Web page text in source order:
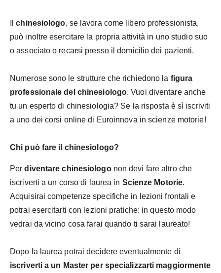
Ilchinesiologo, se lavora come libero professionista,
può inoltre esercitare la propria attività in uno studio suo
o associato o recarsi presso il domicilio dei pazienti.
Numerose sono le strutture che richiedono la figura
professionale del chinesiologo. Vuoi diventare anche
tu un esperto di chinesiologia? Se la risposta è sì iscriviti
a uno dei corsi online di Euroinnova in scienze motorie!
Chi può fare il chinesiologo?
Perdiventare chinesiologonon devi fare altro che
iscriverti a un corso di laurea in Scienze Motorie.
Acquisirai competenze specifiche in lezioni frontali e
potrai esercitarti con lezioni pratiche: in questo modo
vedrai da vicino cosa farai quando ti sarai laureato!
Dopo la laurea potrai decidere eventualmente di
iscriverti a un Master per specializzarti maggiormente